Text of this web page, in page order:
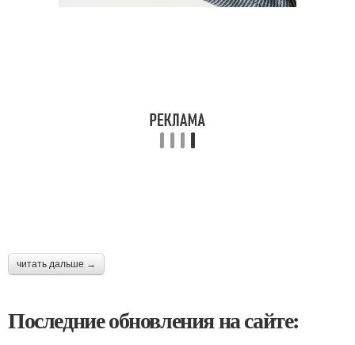
читать дальше →
Последние обновления на сайте: